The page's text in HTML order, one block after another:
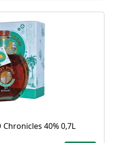
Chronicles 40% 0,7L